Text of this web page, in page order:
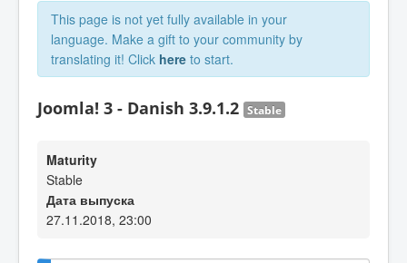
This page is not yet fully available in your
language. Make a gift to your community by
translating it! Click here to start.
Joomla! 3 - Danish 3.9.1.2 Stable
Maturity
Stable
Дата выпуска
27.11.2018, 23:00